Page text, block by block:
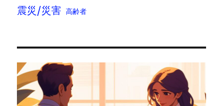
震災/災害 高齢者